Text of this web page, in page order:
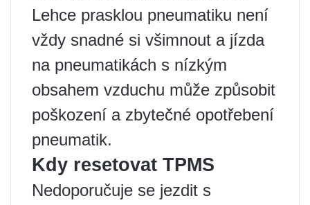
Lehce prasklou pneumatiku není
vždy snadné si všimnout a jízda
na pneumatikách s nízkým
obsahem vzduchu může způsobit
poškození a zbytečné opotřebení
pneumatik.
Kdy resetovat TPMS
Nedoporučuje se jezdit s